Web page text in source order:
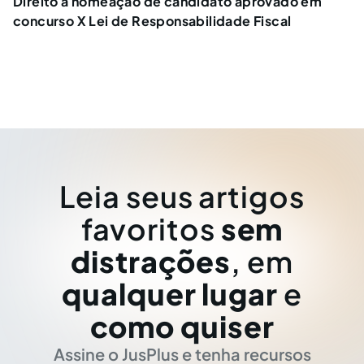
concurso X Lei de Responsabilidade Fiscal
Leia seus artigos
favoritos sem
distrações, em
qualquer lugar e
como quiser
Assine o JusPlus e tenha recursos